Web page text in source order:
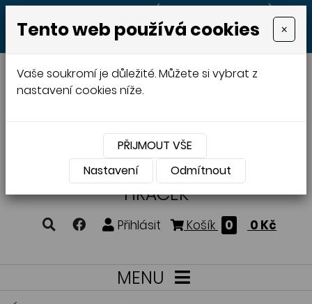
MENU
VÝROBA A PRODEJDŘEVĚNÝCH
HRAČEK
Přihlásit Košík 0 0 Kč
MENU
Tento web používá cookies ×
Vaše soukromí je důležité. Můžete si vybrat z
nastavení cookies níže.
PŘIJMOUT VŠE
Nastavení
Odmítnout